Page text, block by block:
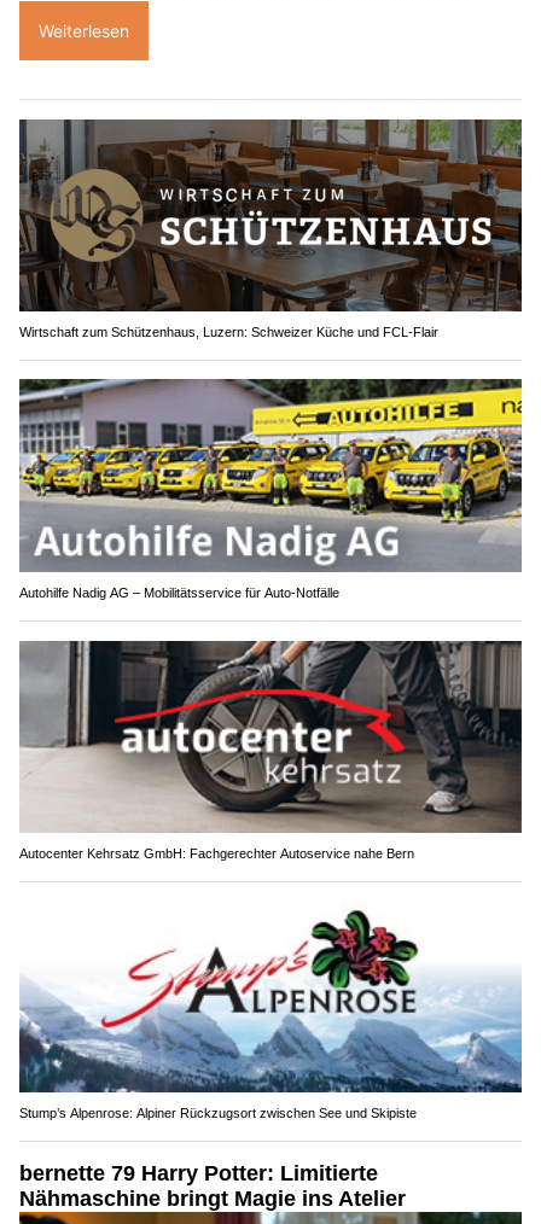
Weiterlesen
Wirtschaft zum Schützenhaus, Luzern: Schweizer Küche und FCL-Flair
Autohilfe Nadig AG – Mobilitätsservice für Auto‑Notfälle
Autocenter Kehrsatz GmbH: Fachgerechter Autoservice nahe Bern
Stump’s Alpenrose: Alpiner Rückzugsort zwischen See und Skipiste
bernette 79 Harry Potter: Limitierte
Nähmaschine bringt Magie ins Atelier